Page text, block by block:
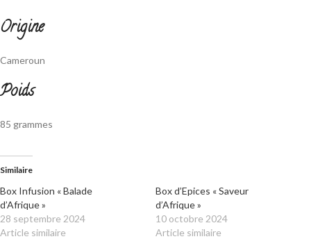
Origine
Cameroun
Poids
85 grammes
Similaire
Box Infusion « Balade
d’Afrique »
28 septembre 2024
Article similaire
Box d’Epices « Saveur
d’Afrique »
10 octobre 2024
Article similaire